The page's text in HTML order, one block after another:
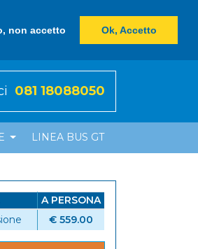
non accetto Ok, Accetto
081 18088050
LINEA BUS GT
A PERSONA
€ 559.00